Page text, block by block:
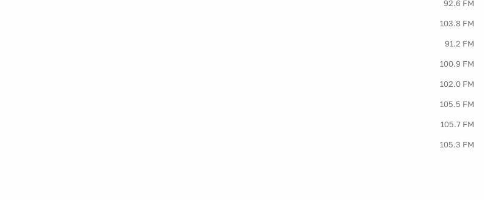
92.6 FM
103.8 FM
91.2 FM
100.9 FM
102.0 FM
105.5 FM
105.7 FM
105.3 FM